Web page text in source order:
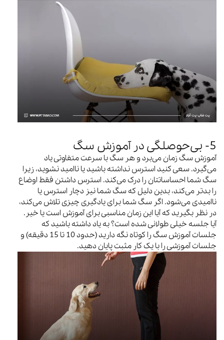
5- بی‌حوصلگی در آموزش سگ
آموزش سگ زمان می‌برد و هر سگ با سرعت متفاوتی یاد
می‌گیرد. سعی کنید استرس نداشته باشید یا ناامید نشوید، زیرا
سگ شما احساساتتان را درک می‌کند. استرس داشتن فقط اوضاع
را بدتر می‌کند، بدین دلیل که سگ شما نیز دچار استرس یا
ناامیدی می‌شود. اگر سگ شما برای یادگیری چیزی تلاش می‌کند،
در نظر بگیرید که آیا این زمان مناسبی برای آموزش است یا خیر.
آیا جلسه خیلی طولانی شده است؟ به یاد داشته باشید که
جلسات آموزش سگ را کوتاه نگه دارید (حدود 10 تا 15 دقیقه) و
جلسات آموزشی را با یک کار مثبت پایان دهید.